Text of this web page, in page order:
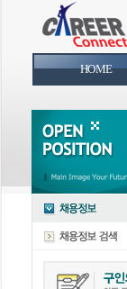
HOME